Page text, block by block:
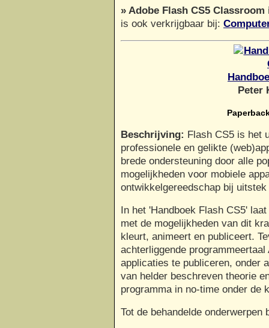
» Adobe Flash CS5
is ook verkrijgbaar bij:
Peter
Beschrijving: Flash CS5 is het
professionele en gelikte
brede ondersteuning door alle
mogelijkheden voor mobiele
ontwikkelgereedschap bij uitstek
In het 'Handboek Flash CS5'
met de mogelijkheden van dit
kleurt, animeert en publiceert.
achterliggende
applicaties te publiceren, onder
van helder beschreven theorie
programma in no-time onder de
Tot de behandelde onderwerpen